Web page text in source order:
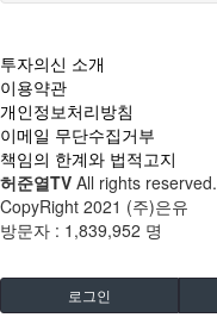
투자의신 소개
이용약관
개인정보처리방침
이메일 무단수집거부
책임의 한계와 법적고지
허준열TV All rights reserved.
CopyRight 2021 (주)은유
방문자 : 1,839,952 명
로그인